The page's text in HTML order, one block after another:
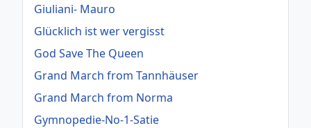
Giuliani- Mauro
Glücklich ist wer vergisst
God Save The Queen
Grand March from Tannhäuser
Grand March from Norma
Gymnopedie-No-1-Satie